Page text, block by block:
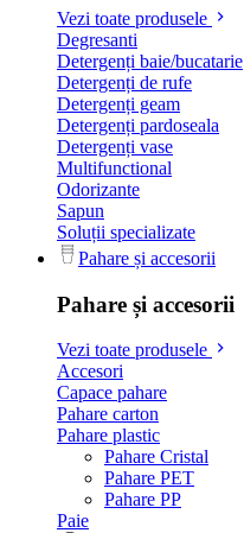
Vezi toate produsele
Degresanti
Detergenți baie/bucatarie
Detergenți de rufe
Detergenți geam
Detergenți pardoseala
Detergenți vase
Multifunctional
Odorizante
Sapun
Soluții specializate
Pahare și accesorii
Pahare și accesorii
Vezi toate produsele
Accesori
Capace pahare
Pahare carton
Pahare plastic
Pahare Cristal
Pahare PET
Pahare PP
Paie